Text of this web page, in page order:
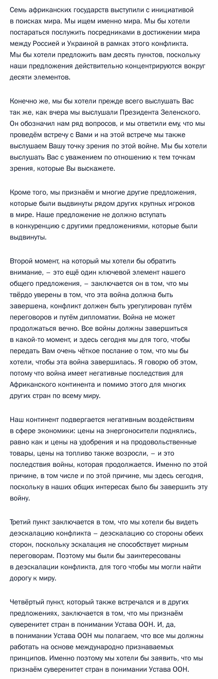
Семь африканских государств выступили с инициативой
в поисках мира. Мы ищем именно мира. Мы бы хотели
постараться послужить посредниками в достижении мира
между Россией и Украиной в рамках этого конфликта.
Мы бы хотели предложить вам десять пунктов, поскольку
наши предложения действительно концентрируются вокруг
десяти элементов.
Конечно же, мы бы хотели прежде всего выслушать Вас
так же, как вчера мы выслушали Президента Зеленского.
Он обозначил нам ряд вопросов, и мы ответили ему, что мы
проведём встречу с Вами и на этой встрече мы также
выслушаем Вашу точку зрения по этой войне. Мы бы хотели
выслушать Вас с уважением по отношению к тем точкам
зрения, которые Вы выскажете.
Кроме того, мы признаём и многие другие предложения,
которые были выдвинуты рядом других крупных игроков
в мире. Наше предложение не должно вступать
в конкуренцию с другими предложениями, которые были
выдвинуты.
Второй момент, на который мы хотели бы обратить
внимание, – это ещё один ключевой элемент нашего
общего предложения, – заключается он в том, что мы
твёрдо уверены в том, что эта война должна быть
завершена, конфликт должен быть урегулирован путём
переговоров и путём дипломатии. Война не может
продолжаться вечно. Все войны должны завершиться
в какой-то момент, и здесь сегодня мы для того, чтобы
передать Вам очень чёткое послание о том, что мы бы
хотели, чтобы эта война завершилась. Я говорю об этом,
потому что война имеет негативные последствия для
Африканского континента и помимо этого для многих
других стран по всему миру.
Наш континент подвергается негативным воздействиям
в сфере экономики: цены на энергоносители поднялись,
равно как и цены на удобрения и на продовольственные
товары, цены на топливо также возросли, – и это
последствия войны, которая продолжается. Именно по этой
причине, в том числе и по этой причине, мы здесь сегодня,
поскольку в наших общих интересах было бы завершить эту
войну.
Третий пункт заключается в том, что мы хотели бы видеть
деэскалацию конфликта – деэскалацию со стороны обеих
сторон, поскольку эскалация не способствует мирным
переговорам. Поэтому мы были бы заинтересованы
в деэскалации конфликта, для того чтобы мы могли найти
дорогу к миру.
Четвёртый пункт, который также встречался и в других
предложениях, заключается в том, что мы признаём
суверенитет стран в понимании Устава ООН. И, да,
в понимании Устава ООН мы полагаем, что все мы должны
работать на основе международно признаваемых
принципов. Именно поэтому мы хотели бы заявить, что мы
признаём суверенитет стран в понимании Устава ООН.